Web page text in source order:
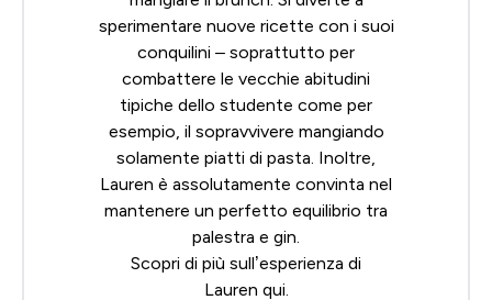
sperimentare nuove ricette con i suoi
conquilini – soprattutto per
combattere le vecchie abitudini
tipiche dello studente come per
esempio, il sopravvivere mangiando
solamente piatti di pasta. Inoltre,
Lauren è assolutamente convinta nel
mantenere un perfetto equilibrio tra
palestra e gin.
Scopri di più sull’esperienza di
Lauren qui